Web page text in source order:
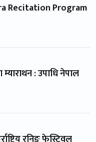
Recitation Program
म्याराथन : उपाधि नेपाल